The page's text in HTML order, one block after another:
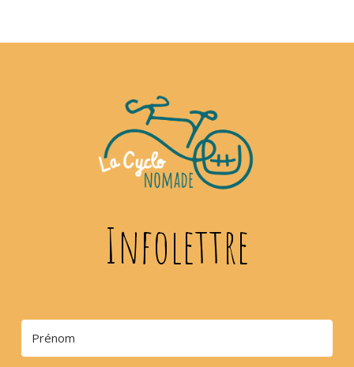
Infolettre